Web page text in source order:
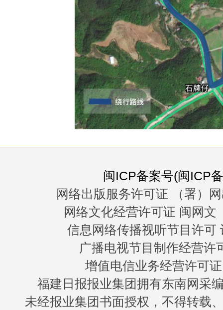
闽ICP备案号(闽ICP
网络出版服务许可证 （署）
网络文化经营许可证 闽网文
信息网络传播视听节目许可
广播电视节目制作经营许
增值电信业务经营许可
福建日报报业集团拥有东南网采
未经报业集团书面授权，不得转载